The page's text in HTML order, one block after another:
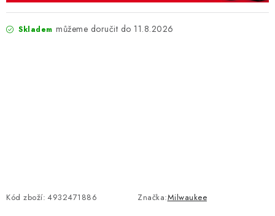
Skladem 11.8.2026
Kód zboží: 4932471886 Značka:Milwaukee